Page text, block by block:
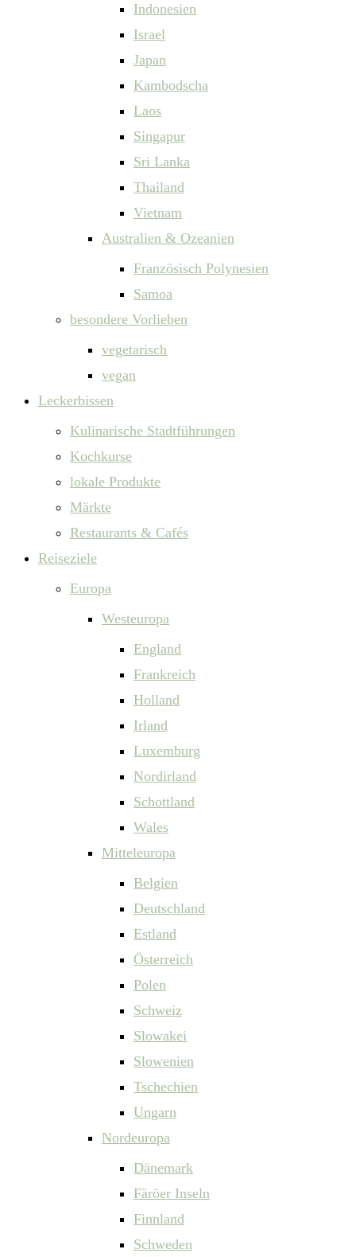
Indonesien
Israel
Japan
Kambodscha
Laos
Singapur
Sri Lanka
Thailand
Vietnam
Australien & Ozeanien
Französisch Polynesien
Samoa
besondere Vorlieben
vegetarisch
vegan
Leckerbissen
Kulinarische Stadtführungen
Kochkurse
lokale Produkte
Märkte
Restaurants & Cafés
Reiseziele
Europa
Westeuropa
England
Frankreich
Holland
Irland
Luxemburg
Nordirland
Schottland
Wales
Mitteleuropa
Belgien
Deutschland
Estland
Österreich
Polen
Schweiz
Slowakei
Slowenien
Tschechien
Ungarn
Nordeuropa
Dänemark
Färöer Inseln
Finnland
Schweden